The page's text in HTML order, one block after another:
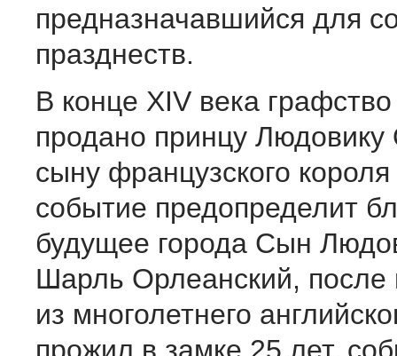
предназначавшийся для
празднеств.
В конце XIV века
продано принцу Людовику
сыну французского
событие предопределит
будущее города Сын
Шарль Орлеанский, после
из многолетнего